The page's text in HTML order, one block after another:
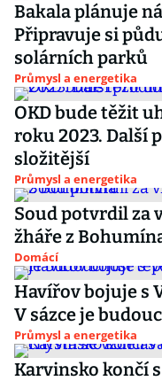
Bakala plánuje
Připravuje si
solárních parků
Průmysl a energetika
OKD bude těžit
roku 2023. Další
složitější
Průmysl a energetika
Soud potvrdil za
žháře z
Domácí
Havířov bojuje s
V sázce je
Průmysl a energetika
Karvinsko končí